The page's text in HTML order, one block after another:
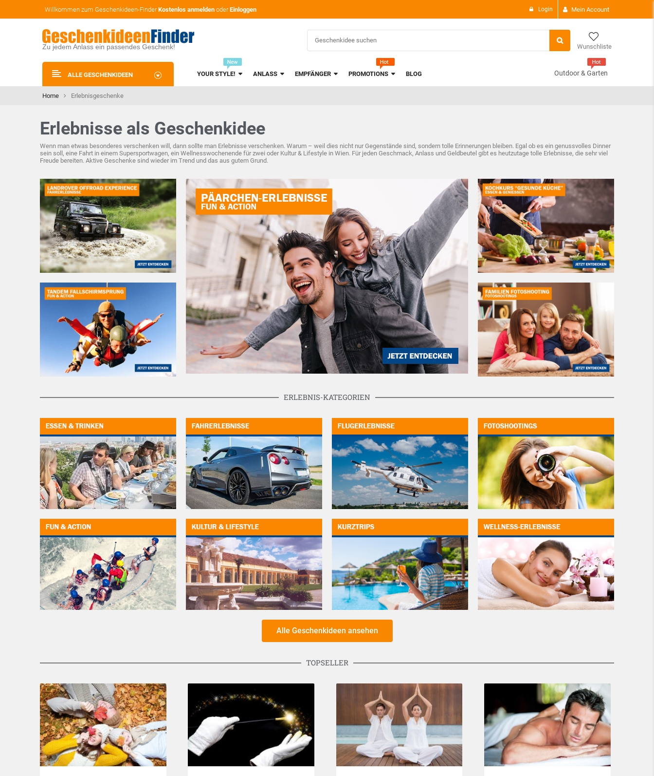
Willkommen zum Geschenkideen-FinderKostenlos anmelden oderEinloggen Login Mein Account
Zu jedem Anlass ein passendes Geschenk! Wunschliste
ALLE GESCHENKIDEEN YOUR STYLE! ANLASS EMPFÄNGER PROMOTIONS BLOG Outdoor & Garten
Home Erlebnisgeschenke
Erlebnisse als Geschenkidee
Wenn man etwas besonderes verschenken will, dann sollte man Erlebnisse verschenken. Warum – weil dies nicht nur Gegenstände sind, sondern tolle Erinnerungen bleiben. Egal ob es ein genussvolles Dinner
sein soll, eine Fahrt in einem Supersportwagen, ein Wellnesswochenende für zwei oder Kultur & Lifestyle in Wien. Für jeden Geschmack, Anlass und Geldbeutel gibt es heutzutage tolle Erlebnisse, die sehr viel
Freude bereiten. Aktive Geschenke sind wieder im Trend und das aus gutem Grund.
ERLEBNIS-KATEGORIEN
Alle Geschenkideen ansehen
TOPSELLER
There are0